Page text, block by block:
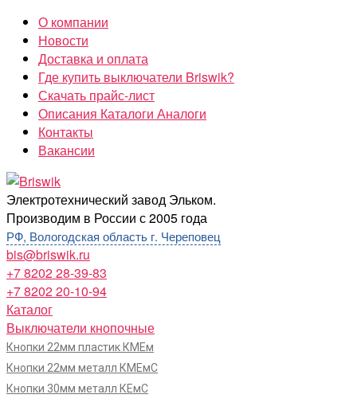
Перейти
содержимому
О компании
Новости
Доставка и оплата
Где купить выключатели Briswik?
Скачать прайс-лист
Описания Каталоги Аналоги
Контакты
Вакансии
Briswik
Электротехнический завод Эльком.
Производим в России с 2005 года
РФ, Вологодская область г. Череповец
bis@briswik.ru
+7 8202 28-39-83
+7 8202 20-10-94
Каталог
Выключатели кнопочные
Кнопки 22мм пластик КМЕм
Кнопки 22мм металл КМЕмС
Кнопки 30мм металл КЕмС